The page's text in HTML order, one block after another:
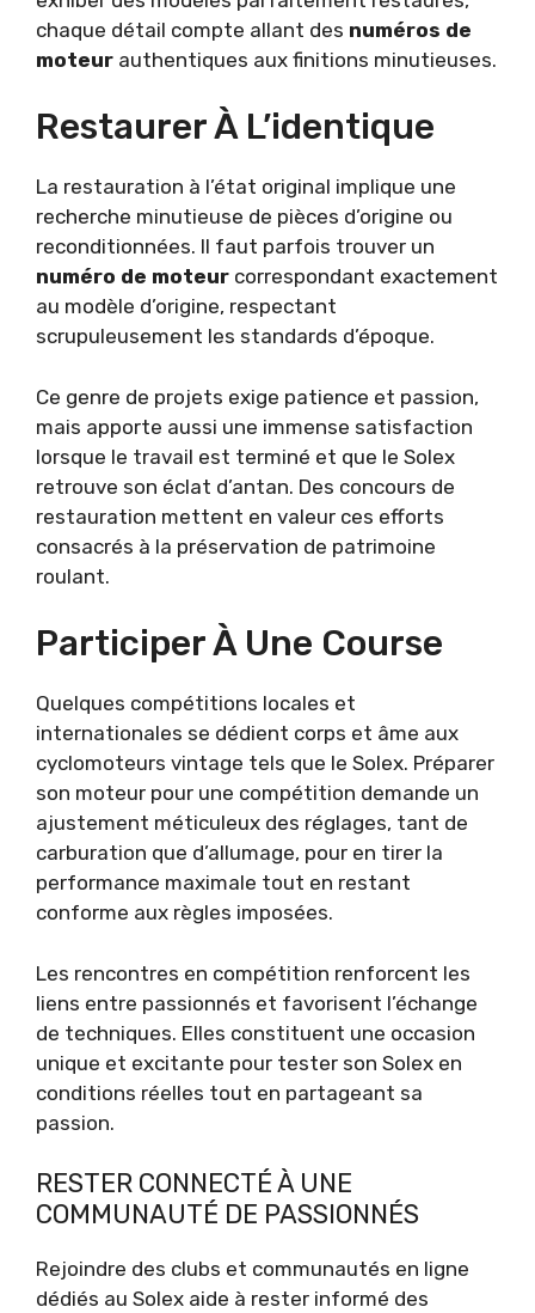
chaque détail compte allant des numéros de
moteur authentiques aux finitions minutieuses.
Restaurer À L’identique
La restauration à l’état original implique une
recherche minutieuse de pièces d’origine ou
reconditionnées. Il faut parfois trouver un
numéro de moteur correspondant exactement
au modèle d’origine, respectant
scrupuleusement les standards d’époque.
Ce genre de projets exige patience et passion,
mais apporte aussi une immense satisfaction
lorsque le travail est terminé et que le Solex
retrouve son éclat d’antan. Des concours de
restauration mettent en valeur ces efforts
consacrés à la préservation de patrimoine
roulant.
Participer À Une Course
Quelques compétitions locales et
internationales se dédient corps et âme aux
cyclomoteurs vintage tels que le Solex. Préparer
son moteur pour une compétition demande un
ajustement méticuleux des réglages, tant de
carburation que d’allumage, pour en tirer la
performance maximale tout en restant
conforme aux règles imposées.
Les rencontres en compétition renforcent les
liens entre passionnés et favorisent l’échange
de techniques. Elles constituent une occasion
unique et excitante pour tester son Solex en
conditions réelles tout en partageant sa
passion.
RESTER CONNECTÉ À UNE
COMMUNAUTÉ DE PASSIONNÉS
Rejoindre des clubs et communautés en ligne
dédiés au Solex aide à rester informé des